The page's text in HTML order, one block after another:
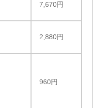
7,670円
2,880円
960円